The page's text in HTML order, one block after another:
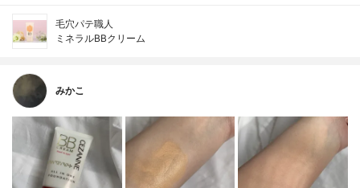
毛穴パテ職人
ミネラルBBクリーム
みかこ